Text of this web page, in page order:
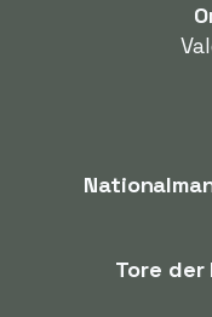
Tore